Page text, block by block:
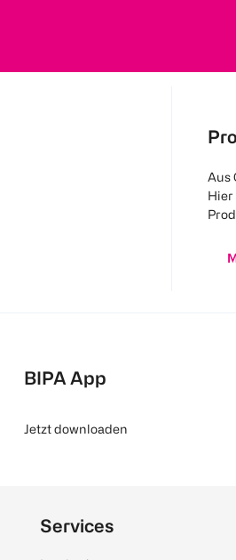
Aus
Hier
BIPA App
Jetzt downloaden
Services